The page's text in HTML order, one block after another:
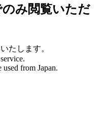
み閲覧いただ
たします。
from Japan.